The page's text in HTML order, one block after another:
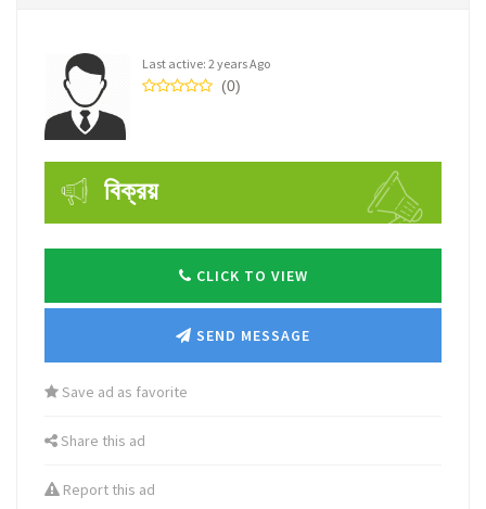
Last active: 2 years Ago
(0)
বিক্রয়
CLICK TO VIEW
SEND MESSAGE
Save ad as favorite
Share this ad
Report this ad